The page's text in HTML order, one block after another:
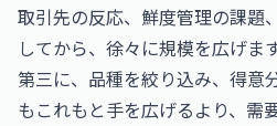
取引先の反応、鮮度管理の課題
してから、徐々に規模を広げます
第三に、品種を絞り込み、得意
もこれもと手を広げるより、需